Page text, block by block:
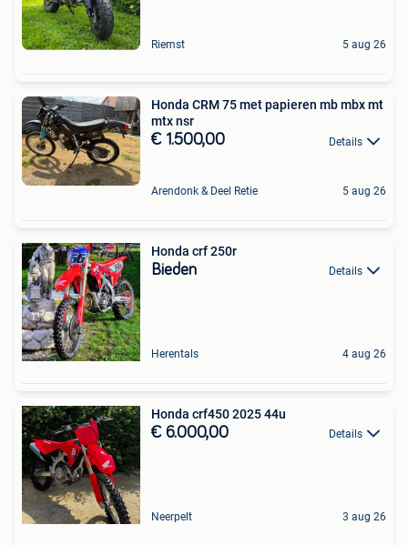
Riemst 5 aug 26
Honda CRM 75 met papieren mb mbx mt
mtx nsr
€ 1.500,00 Details
Arendonk & Deel Retie 5 aug 26
Honda crf 250r
Bieden Details
Herentals 4 aug 26
Honda crf450 2025 44u
€ 6.000,00 Details
Neerpelt 3 aug 26